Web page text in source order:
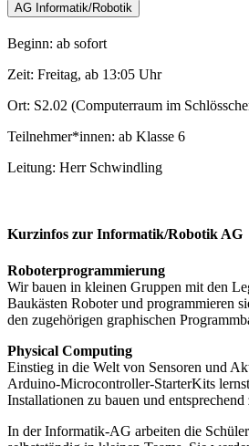
AG Informatik/Robotik
Beginn: ab sofort
Zeit: Freitag, ab 13:05 Uhr
Ort: S2.02 (Computerraum im
Teilnehmer*innen: ab Klasse 6
Leitung: Herr Schwindling
Kurzinfos zur Informatik/Robotik AG
Roboterprogrammierung
Wir bauen in kleinen Gruppen mit den
Baukästen Roboter und programmieren
den zugehörigen graphischen
Physical Computing
Einstieg in die Welt von Sensoren und
Arduino-Microcontroller-StarterKits
Installationen zu bauen und
In der Informatik-AG arbeiten die